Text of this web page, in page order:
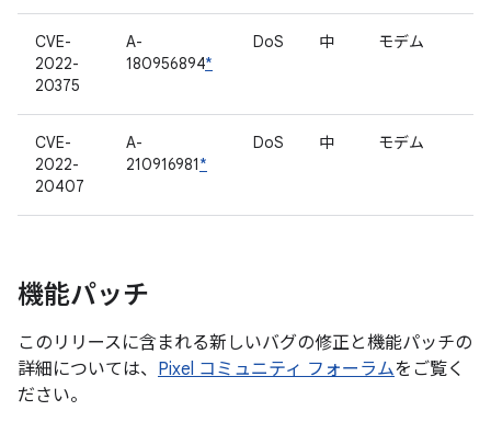
CVE-
2022-
20375
A-
180956894*
DoS 中 モデム
CVE-
2022-
20407
A-
210916981*
DoS 中 モデム
機能パッチ
このリリースに含まれる新しいバグの修正と機能パッチの
詳細については、 Pixel コミュニティ フォーラムをご覧く
ださい。